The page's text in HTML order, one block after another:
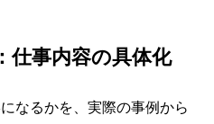
仕事内容の具体化
なるかを、実際の事例から